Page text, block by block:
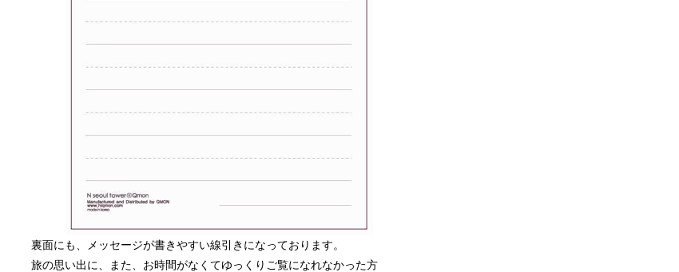
裏面にも、メッセージが書きやすい線引きになっております。
旅の思い出に、また、お時間がなくてゆっくりご覧になれなかった方